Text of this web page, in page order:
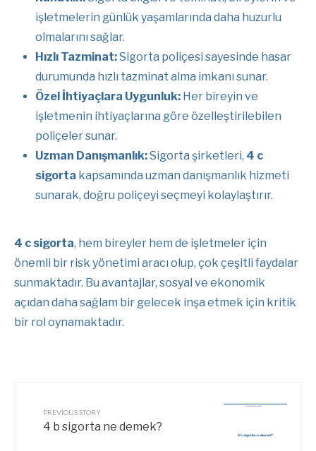
işletmelerin günlük yaşamlarında daha huzurlu
olmalarını sağlar.
Hızlı Tazminat:Sigorta poliçesi sayesinde hasar
durumunda hızlı tazminat alma imkanı sunar.
Özel İhtiyaçlara Uygunluk: Her bireyin ve
işletmenin ihtiyaçlarına göre özelleştirilebilen
poliçeler sunar.
Uzman Danışmanlık:Sigorta şirketleri, 4 c
sigorta kapsamında uzman danışmanlık hizmeti
sunarak, doğru poliçeyi seçmeyi kolaylaştırır.
4 c sigorta, hem bireyler hem de işletmeler için
önemli bir risk yönetimi aracı olup, çok çeşitli faydalar
sunmaktadır. Bu avantajlar, sosyal ve ekonomik
açıdan daha sağlam bir gelecek inşa etmek için kritik
bir rol oynamaktadır.
PREVIOUS STORY
4 b sigorta ne demek?